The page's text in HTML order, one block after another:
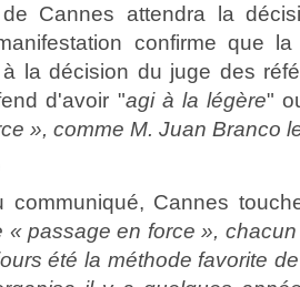
Cannes attendra la
confirme que
la décision du juge des
d'avoir "agi à la légère"
», comme M. Juan Branco
communiqué, Cannes
« passage en force »,
été la méthode favorite